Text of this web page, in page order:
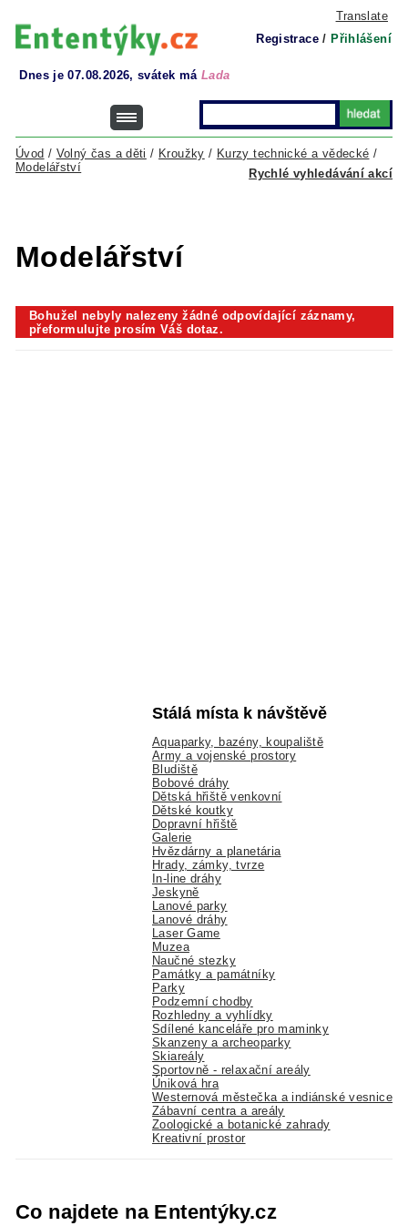
Translate
Registrace / Přihlášení
Dnes je 07.08.2026, svátek má Lada
Rychlé vyhledávání akcí
Úvod / Volný čas a děti / Kroužky / Kurzy technické a vědecké /
Modelářství
Modelářství
Bohužel nebyly nalezeny žádné odpovídající záznamy,
přeformulujte prosím Váš dotaz.
Stálá místa k návštěvě
Aquaparky, bazény, koupaliště
Army a vojenské prostory
Bludiště
Bobové dráhy
Dětská hřiště venkovní
Dětské koutky
Dopravní hřiště
Galerie
Hvězdárny a planetária
Hrady, zámky, tvrze
In-line dráhy
Jeskyně
Lanové parky
Lanové dráhy
Laser Game
Muzea
Naučné stezky
Památky a památníky
Parky
Podzemní chodby
Rozhledny a vyhlídky
Sdílené kanceláře pro maminky
Skanzeny a archeoparky
Skiareály
Sportovně - relaxační areály
Úniková hra
Westernová městečka a indiánské vesnice
Zábavní centra a areály
Zoologické a botanické zahrady
Kreativní prostor
Co najdete na Ententýky.cz